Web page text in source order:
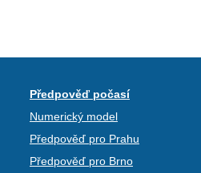
Předpověď počasí
Numerický model
Předpověď pro Prahu
Předpověď pro Brno